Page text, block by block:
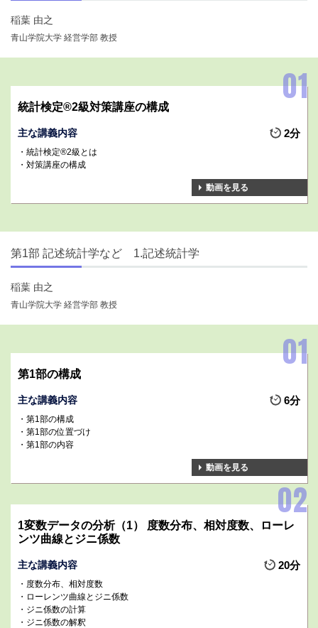
稲葉 由之
青山学院大学 経営学部 教授
統計検定®2級対策講座の構成
主な講義内容 2分
統計検定®2級とは
対策講座の構成
動画を見る
第1部 記述統計学など 1.記述統計学
稲葉 由之
青山学院大学 経営学部 教授
第1部の構成
主な講義内容 6分
第1部の構成
第1部の位置づけ
第1部の内容
動画を見る
1変数データの分析（1） 度数分布、相対度数、ローレ
ンツ曲線とジニ係数
主な講義内容 20分
度数分布、相対度数
ローレンツ曲線とジニ係数
ジニ係数の計算
ジニ係数の解釈